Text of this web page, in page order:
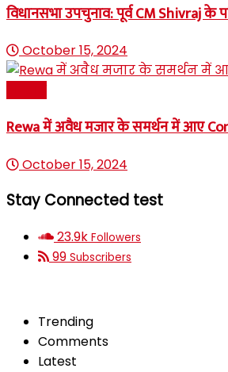
विधानसभा उपचुनाव: पूर्व CM Shivraj के
October 15, 2024
Rewa में अवैध मजार के समर्थन में आए
October 15, 2024
Stay Connected test
23.9k Followers
99 Subscribers
Trending
Comments
Latest